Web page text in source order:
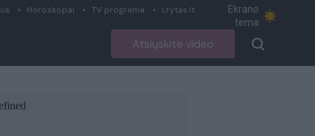
Horoskopai TV programa Lrytas.lt
Ekrano
tema
Atsiųskite video